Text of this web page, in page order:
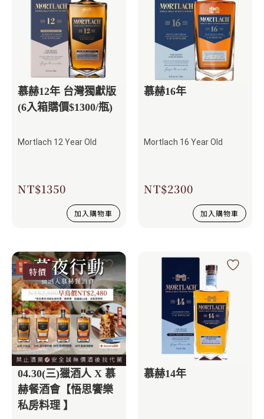
慕赫12年 台灣獨獻版
(6入箱購價$1300/瓶)
Mortlach 12 Year Old
NT$1350
加入購物車
慕赫16年
Mortlach 16 Year Old
NT$2300
加入購物車
特價
04.30(三)獵酒人 X 慕
赫餐酒會【悟思饗樂
私房料理 】
慕赫14年